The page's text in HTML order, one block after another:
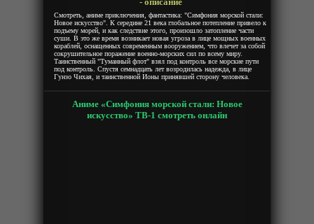
Смотреть, аниме приключения, фантастика: "Симфония морской стали:
Новое искусство". К середине 21 века глобальное потепление привело к
подъему морей, и как следствие этого, произошло затопление части
суши. В это же время возникает новая угроза в лице мощных военных
кораблей, оснащенных современным вооружением, что влечет за собой
сокрушительное поражение военно-морских сил по всему миру.
Таинственный "Туманный флот" взял под контроль все морские пути
под контроль. Спустя семнадцать лет возродилась надежда, в лице
Гунзо Чихая, и таинственной Ионы принявшей сторону человека.
Аниме «Симфония морской стали: Новое
искусство» ТВ-1 смотреть онлайн